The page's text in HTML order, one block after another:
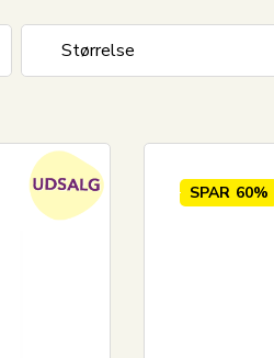
Størrelse
200x200 cm
200x220 cm
SPAR 60%